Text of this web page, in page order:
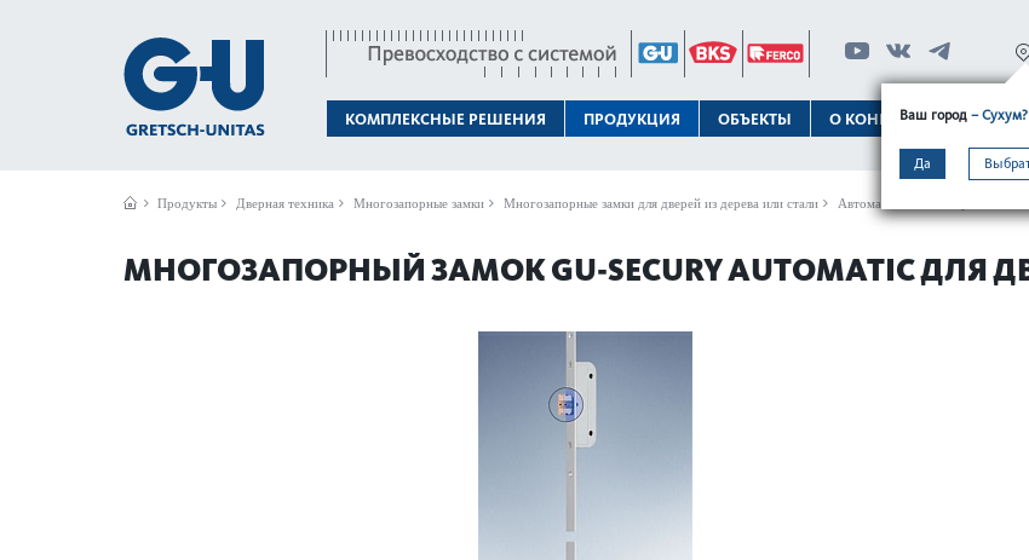
КОМПЛЕКСНЫЕ РЕШЕНИЯ ПРОДУКЦИЯ ОБЪЕКТЫ О КОНЦЕРНЕВаш город – Сухум?
Да
Продукты Дверная техника Многозапорные замки Многозапорные замки для дверей из дерева или стали Автоматическое запирание
МНОГОЗАПОРНЫЙ ЗАМОК GU-SECURY AUTOMATIC ДЛЯ